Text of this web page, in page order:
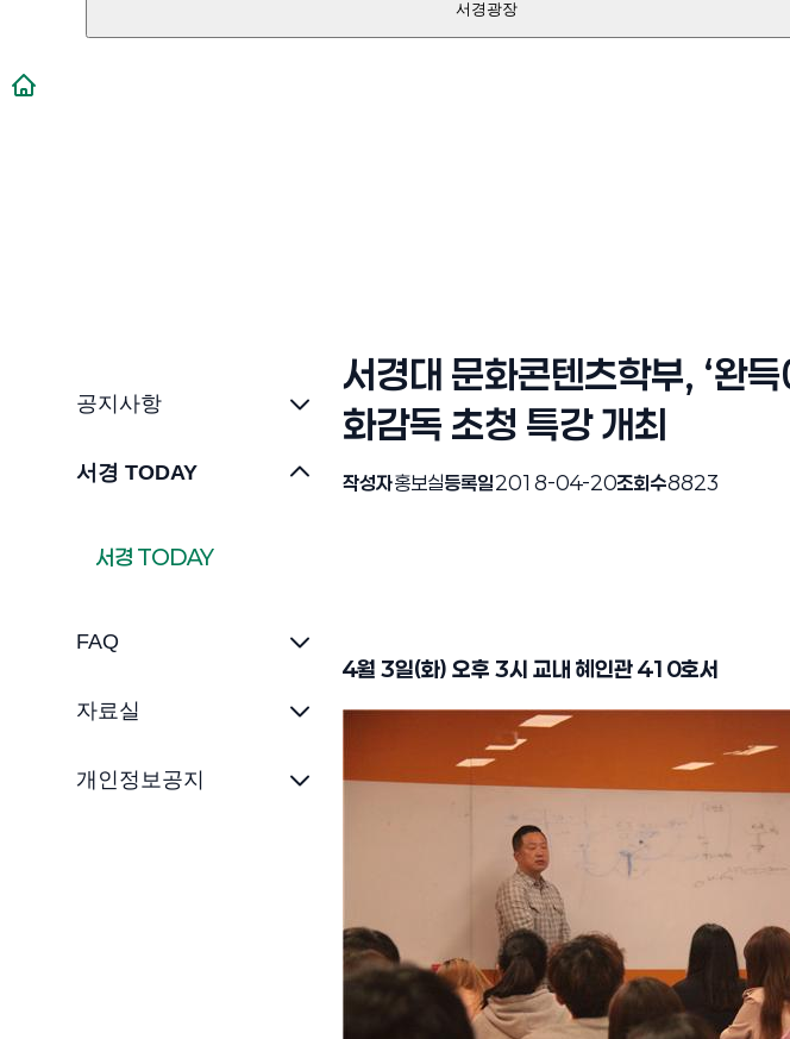
서경광장
공지사항
서경 TODAY
서경 TODAY
FAQ
자료실
개인정보공지
서경대 문화콘텐츠학부, ‘완득
화감독 초청 특강 개최
작성자홍보실등록일2018-04-20조회수8823
4월 3일(화) 오후 3시 교내 혜인관410호서